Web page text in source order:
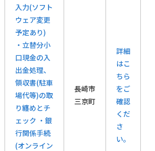
入力(ソフト
ウェア変更
予定あり)
・立替分小
口現金の入
出金処理、
領収書(駐車
場代等)の取
り纏めとチ
ェック ・銀
行関係手続
(オンライン
長崎市
三京町
詳細
はこ
ちら
をご
確認
くだ
さ
い。